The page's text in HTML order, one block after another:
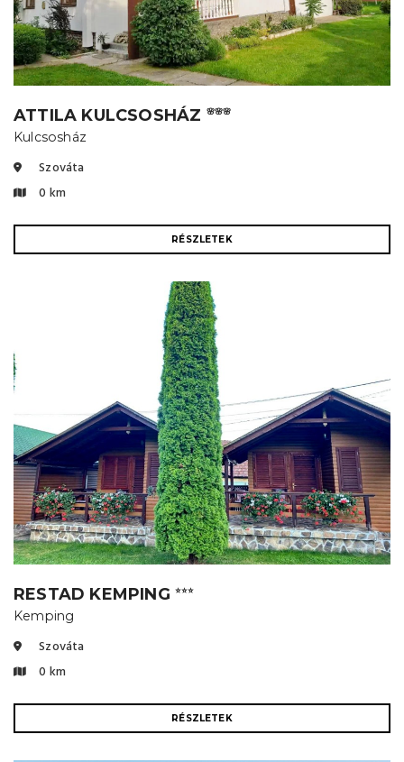
ATTILA KULCSOSHÁZ 🌸🌸🌸
Kulcsosház
Szováta
0 km
RÉSZLETEK
RESTAD KEMPING ⭐⭐⭐
Kemping
Szováta
0 km
RÉSZLETEK